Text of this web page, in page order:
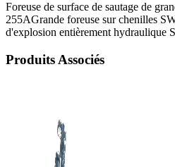
Foreuse de surface de sautage de
255AGrande foreuse sur chenilles
d'explosion entièrement
Produits Associés